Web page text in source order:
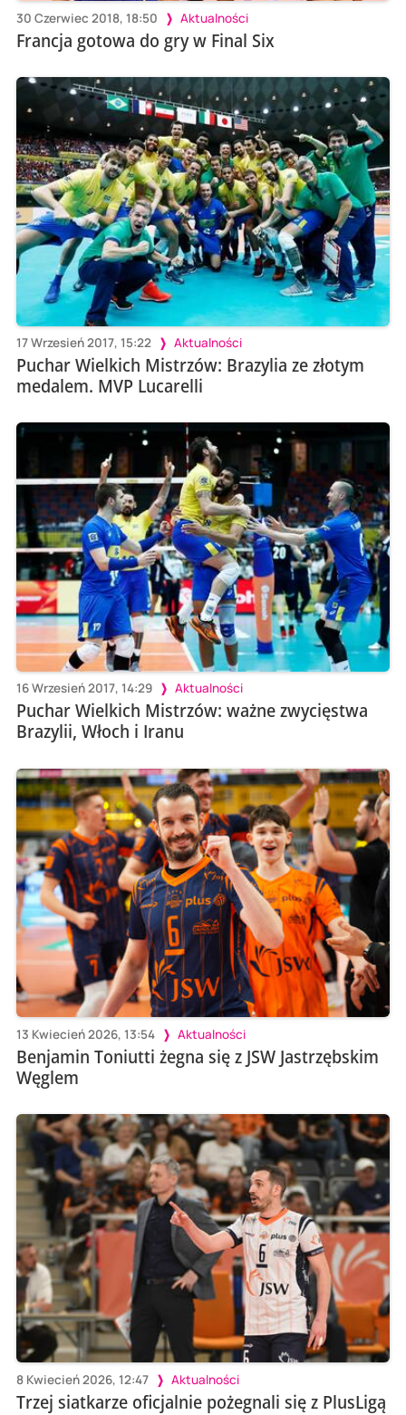
30 Czerwiec 2018, 18:50 Aktualności
Francja gotowa do gry w Final Six
17 Wrzesień 2017, 15:22 Aktualności
Puchar Wielkich Mistrzów: Brazylia ze złotym
medalem. MVP Lucarelli
16 Wrzesień 2017, 14:29 Aktualności
Puchar Wielkich Mistrzów: ważne zwycięstwa
Brazylii, Włoch i Iranu
13 Kwiecień 2026, 13:54 Aktualności
Benjamin Toniutti żegna się z JSW Jastrzębskim
Węglem
8 Kwiecień 2026, 12:47 Aktualności
Trzej siatkarze oficjalnie pożegnali się z PlusLigą